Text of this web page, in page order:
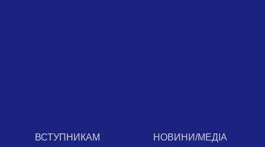
ВСТУПНИКАМ НОВИНИ/МЕДІА